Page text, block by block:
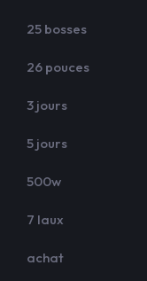
25 bosses
26 pouces
3 jours
5 jours
500w
7 laux
achat